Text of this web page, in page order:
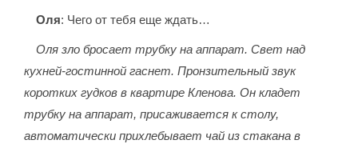
Оля: Чего от тебя еще ждать…
Оля зло бросает трубку на аппарат. Свет над
кухней-гостинной гаснет. Пронзительный звук
коротких гудков в квартире Кленова. Он кладет
трубку на аппарат, присаживается к столу,
автоматически прихлебывает чай из стакана в